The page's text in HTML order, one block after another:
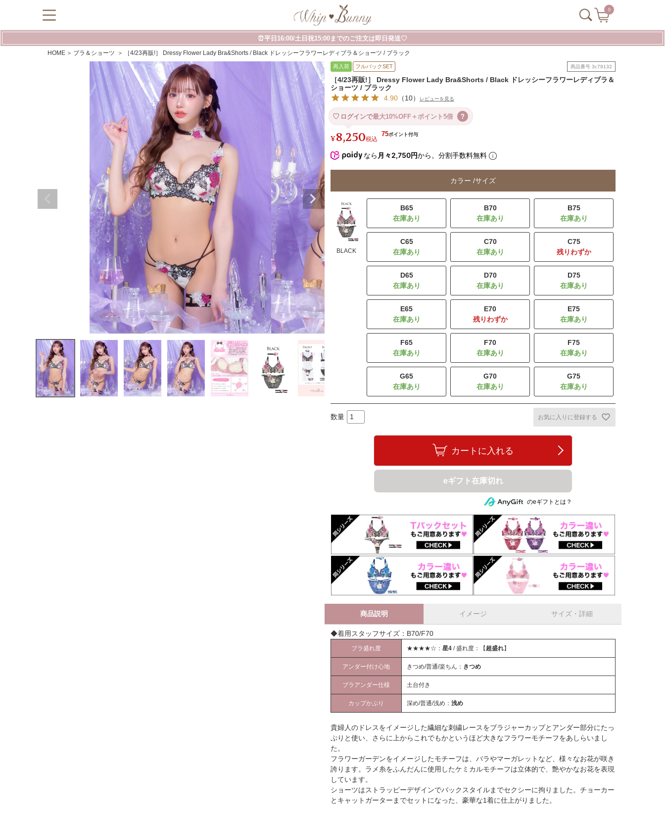
0
⏰平日16:00/土日祝15:00までのご注文は即日発送♡
HOME ブラ＆ショーツ ［4/23再販!］ Dressy Flower Lady Bra&Shorts / Black ドレッシーフラワーレディブラ＆ショーツ / ブラック
再入荷 フルバックSET 商品番号 3c79132
［4/23再販!］ Dressy Flower Lady Bra&Shorts / Black ドレッシーフラワーレディブラ＆
ショーツ / ブラック
4.90 （10） レビューを見る
ログインで最大10%OFF＋ポイント5倍 ?
¥8,250税込
75
なら 月々2,750円から。分割手数料無料
カラー サイズ
BLACK
B65 B70 B75
C65 C70
C75
残りわずか
D65 D70 D75
E65
E70
残りわずか
E75
F65 F70 F75
G65 G70 G75
お気に入りに登録する
カートに入れる
eギフト在庫切れ
のeギフトとは？
商品説明 イメージ サイズ・詳細
◆着用スタッフサイズ：B70/F70
ブラ盛れ度 ★★★★☆： 星4/ 盛れ度：【超盛れ】
アンダー付け心地 きつめ/普通/楽ちん： きつめ
ブラアンダー仕様 土台付き
カップかぶり 深め/普通/浅め： 浅め
貴婦人のドレスをイメージした繊細な刺繍レースをブラジャーカップとアンダー部分にたっ
ぷりと使い、さらに上からこれでもかというほど大きなフラワーモチーフをあしらいまし
た。
フラワーガーデンをイメージしたモチーフは、バラやマーガレットなど、様々なお花が咲き
誇ります。ラメ糸をふんだんに使用したケミカルモチーフは立体的で、艶やかなお花を表現
しています。
ショーツはストラッピーデザインでバックスタイルまでセクシーに拘りました。チョーカー
とキャットガーターまでセットになった、豪華な1着に仕上がりました。